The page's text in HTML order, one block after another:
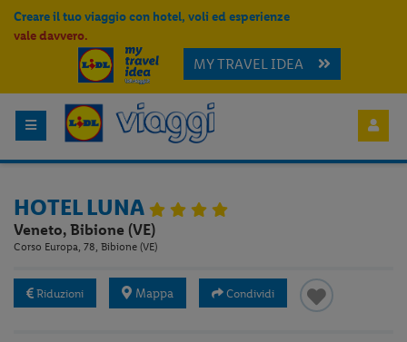
Creare il tuo viaggio con hotel, voli ed esperienze
vale davvero.
MY TRAVEL IDEA
HOTEL LUNA
Veneto, Bibione (VE)
Corso Europa, 78, Bibione (VE)
Riduzioni Mappa Condividi